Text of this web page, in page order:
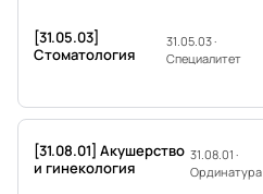
[31.05.03]
Стоматология
31.05.03 ·
Специалитет
[31.08.01] Акушерство
и гинекология
31.08.01 ·
Ординатура